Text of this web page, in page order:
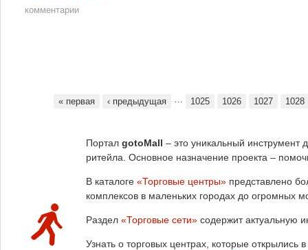
комментарии
« первая ‹ предыдущая 1025 1026 1027 1028
Портал gotoMall – это уникальный инструмент
ритейла. Основное назначение проекта –
В каталоге «Торговые центры» представлено
комплексов в маленьких городах до огромных
Раздел «Торговые сети» содержит актуальную
Узнать о торговых центрах, которые